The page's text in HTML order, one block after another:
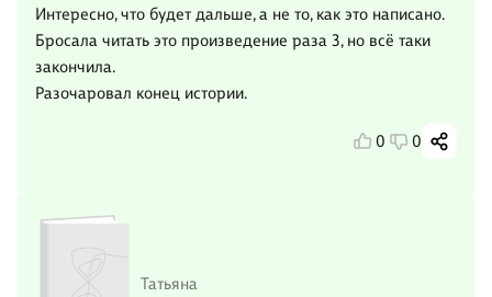
Интересно, что будет дальше, а не то, как это написано.
Бросала читать это произведение раза 3, но всё таки
закончила.
Разочаровал конец истории.
0 0
Татьяна